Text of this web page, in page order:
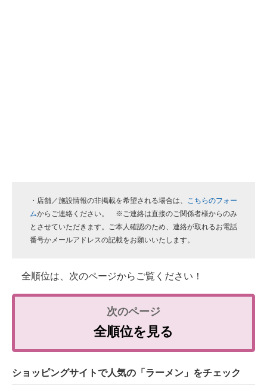
・店舗／施設情報の非掲載を希望される場合は、 こちらのフォー
ムからご連絡ください。 ※ご連絡は直接のご関係者様からのみ
とさせていただきます。ご本人確認のため、連絡が取れるお電話
番号かメールアドレスの記載をお願いいたします。
全順位は、次のページからご覧ください！
全順位を見る
ショッピングサイトで人気の「ラーメン」をチェック